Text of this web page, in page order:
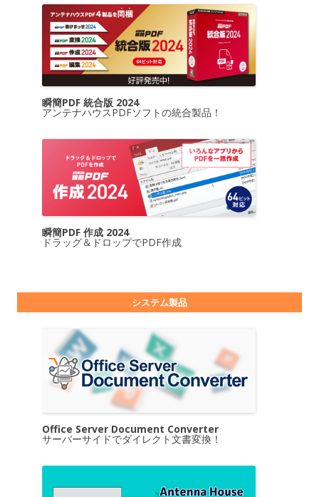
瞬簡PDF 統合版 2024
アンテナハウスPDFソフトの統合製品！
瞬簡PDF 作成 2024
ドラッグ＆ドロップでPDF作成
システム製品
Office Server Document Converter
サーバーサイドでダイレクト文書変換！